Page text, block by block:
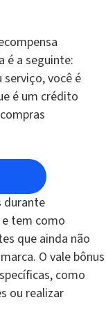
é a seguinte:
você é
é um crédito
durante
tem como
que ainda não
O vale bônus
como
ou realizar